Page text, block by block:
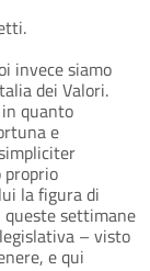
invece siamo
dei Valori.
quanto
e
proprio
la figura di
queste settimane
– visto
e qui